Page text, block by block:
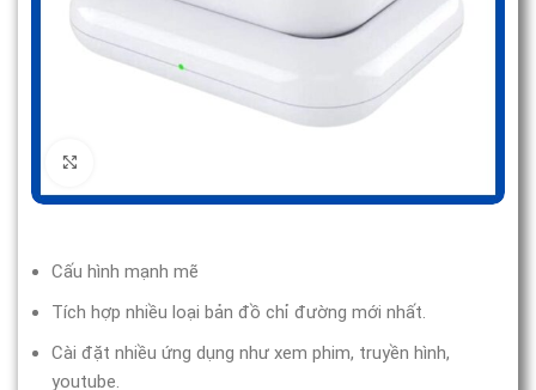
Cấu hình mạnh mẽ
Tích hợp nhiều loại bản đồ chỉ đường mới nhất.
Cài đặt nhiều ứng dụng như xem phim, truyền hình,
youtube.